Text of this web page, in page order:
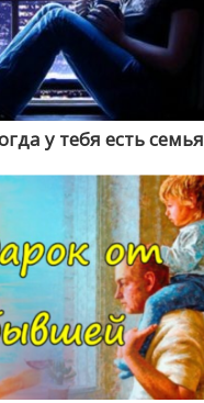
у тебя есть семья